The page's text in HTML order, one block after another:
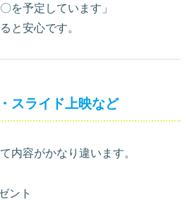
を予定しています」
と安心です。
スライド上映など
内容がかなり違います。
ント